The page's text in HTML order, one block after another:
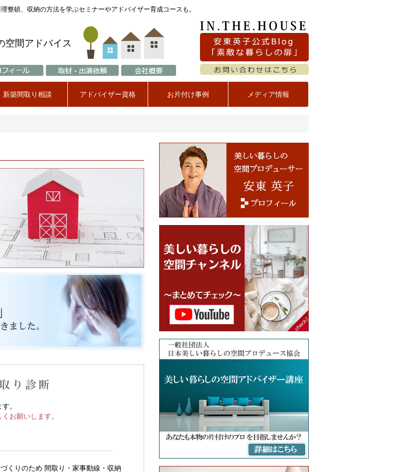
整頓、収納の方法を学ぶセミナーやアドバイザー育成コースも。
空間アドバイス
新築間取り相談 アドバイザー資格 お片付け事例 メディア情報
。
お願いします。
くりのため 間取り・家事動線・収納